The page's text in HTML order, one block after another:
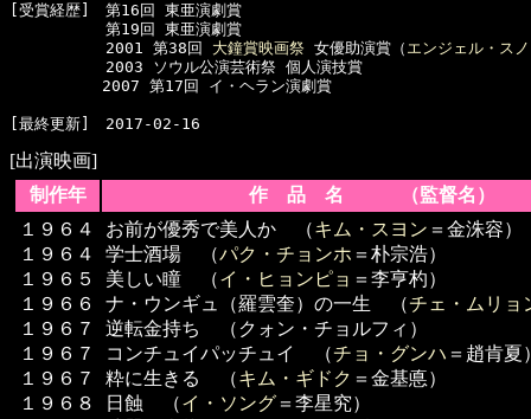
[受賞経歴]　第16回 東亜演劇賞
  　　　　　第19回 東亜演劇賞
  　　　　　2001 第38回
大鐘賞映画祭 女優助演賞（ エンジェル・ス
  　　　　　2003 ソウル公演芸術祭 個人演技賞
2007 第17回 イ・ヘラン演劇賞
[出演映画]
制作年
作 品 名 （監督名）
１９６４
１９６４
１９６５
１９６６
１９６７
１９６７
１９６７
１９６８
お前が優秀で美人か （キム・スヨン ＝金洙容）
学士酒場 （パク・チョンホ ＝朴宗浩）
美しい瞳 （イ・ヒョンピョ ＝李亨杓）
ナ・ウンギュ（羅雲奎）の一生 （チェ・ムリョ
逆転金持ち （クォン・チョルフィ）
コンチュイパッチュイ （チョ・グンハ ＝趙肯夏
粋に生きる （キム・ギドク ＝金基悳）
日蝕 （イ・ソング ＝李星究）